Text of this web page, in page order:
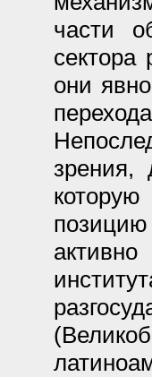
части
сектора
они
зрения,